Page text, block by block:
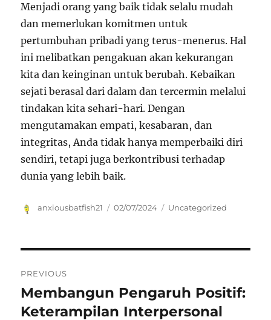
Menjadi orang yang baik tidak selalu mudah
dan memerlukan komitmen untuk
pertumbuhan pribadi yang terus-menerus. Hal
ini melibatkan pengakuan akan kekurangan
kita dan keinginan untuk berubah. Kebaikan
sejati berasal dari dalam dan tercermin melalui
tindakan kita sehari-hari. Dengan
mengutamakan empati, kesabaran, dan
integritas, Anda tidak hanya memperbaiki diri
sendiri, tetapi juga berkontribusi terhadap
dunia yang lebih baik.
Author
anxiousbatfish21
Posted
02/07/2024 Categories
Uncategorized
pos
PREVIOUS
Previous
post:
Membangun Pengaruh Positif:
Keterampilan Interpersonal